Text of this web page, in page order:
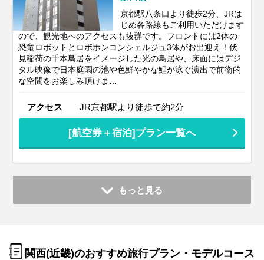
京都駅八条口より徒歩2分、JRは
じめ各路線もご利用いただけます
ので、観光地へのアクセスも抜群です。フロントには2体の
恐竜ロボットとロボホンコンシェルジュ3体がお出迎え！伏
見稲荷の千本鳥居をイメージした光の鳥居や、床面にはデジ
タル映像で日本庭園の池や色鮮やかな鯉が泳ぐ演出で前衛的
な空間をお楽しみ頂けま…
アクセス JR京都駅より徒歩で約2分
[航空券＋宿泊]プラン一覧へ
もっと見る
関西(近畿)のおすすめ旅行プラン・モデルコース